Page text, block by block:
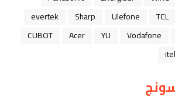
TCL
Ulefone
Sharp
evertek
Vodafone
YU
Acer
CUBOT
itel